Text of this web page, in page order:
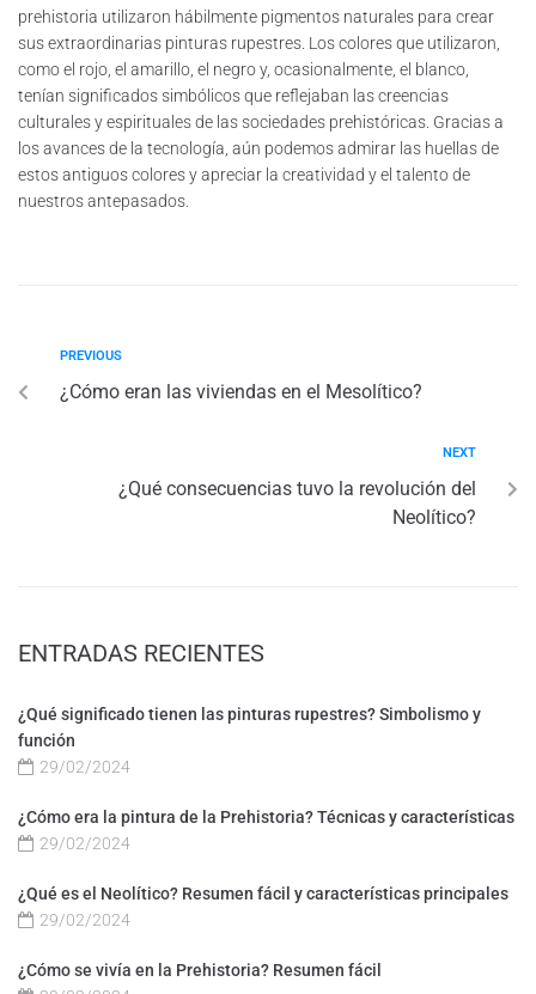
prehistoria utilizaron hábilmente pigmentos naturales para crear
sus extraordinarias pinturas rupestres. Los colores que utilizaron,
como el rojo, el amarillo, el negro y, ocasionalmente, el blanco,
tenían significados simbólicos que reflejaban las creencias
culturales y espirituales de las sociedades prehistóricas. Gracias a
los avances de la tecnología, aún podemos admirar las huellas de
estos antiguos colores y apreciar la creatividad y el talento de
nuestros antepasados.
PREVIOUS
¿Cómo eran las viviendas en el Mesolítico?
NEXT
¿Qué consecuencias tuvo la revolución del
Neolítico?
ENTRADAS RECIENTES
¿Qué significado tienen las pinturas rupestres? Simbolismo y
función
29/02/2024
¿Cómo era la pintura de la Prehistoria? Técnicas y características
29/02/2024
¿Qué es el Neolítico? Resumen fácil y características principales
29/02/2024
¿Cómo se vivía en la Prehistoria? Resumen fácil